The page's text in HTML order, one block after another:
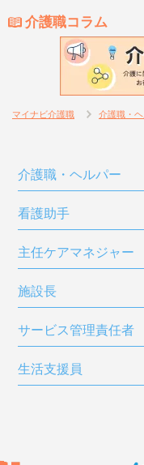
介護職コラム
マイナビ介護職 介護職・
介護職・ヘルパー
看護助手
主任ケアマネジャー
施設長
サービス管理責任者
生活支援員